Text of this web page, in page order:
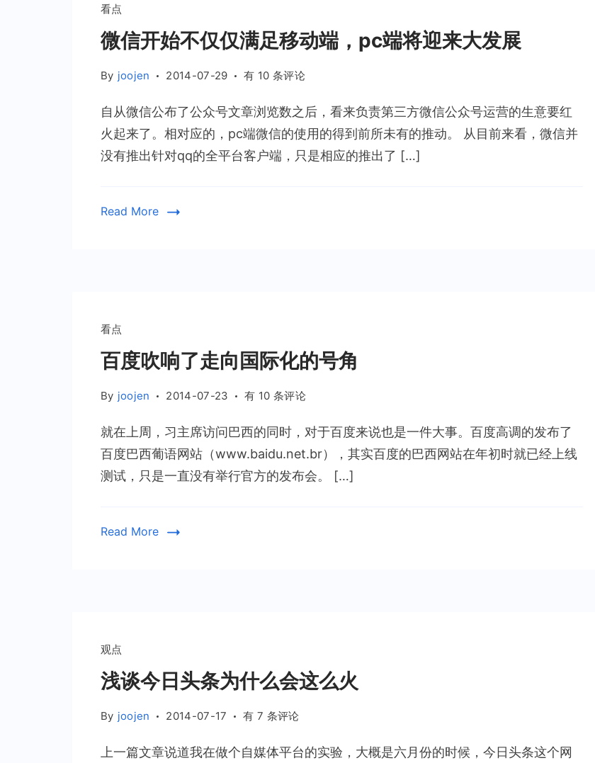
看点
微信开始不仅仅满足移动端，pc端将迎来大发展
By joojen 2014-07-29
微
开
始
不
仅
迎
来
大
展
有 10 条评论
自从微信公布了公众号文章浏览数之后，看来负责第三方微信公众号运营的生意要红
火起来了。相对应的，pc端微信的使用的得到前所未有的推动。 从目前来看，微信并
没有推出针对qq的全平台客户端，只是相应的推出了 […]
Read More
看点
百度吹响了走向国际化的号角
By joojen 2014-07-23
百
吹
响
了
有 10 条评论
就在上周，习主席访问巴西的同时，对于百度来说也是一件大事。百度高调的发布了
百度巴西葡语网站（www.baidu.net.br），其实百度的巴西网站在年初时就已经上线
测试，只是一直没有举行官方的发布会。 […]
Read More
观点
浅谈今日头条为什么会这么火
By joojen 2014-07-17
浅
今
有 7 条评论
上一篇文章说道我在做个自媒体平台的实验，大概是六月份的时候，今日头条这个网